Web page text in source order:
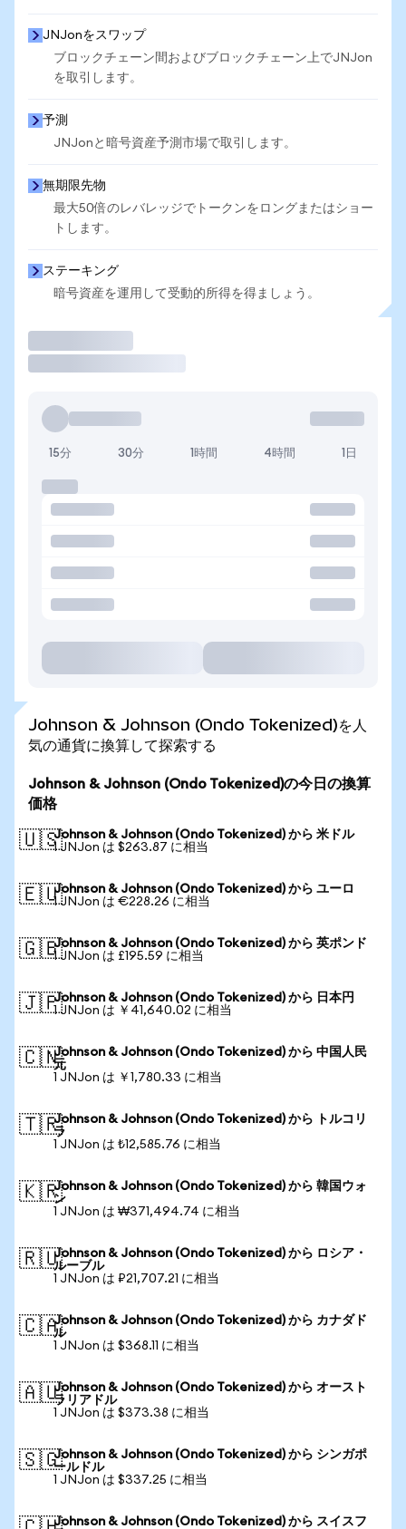
JNJonをスワップ
ブロックチェーン間およびブロックチェーン上でJNJon
を取引します。
予測
JNJonと暗号資産予測市場で取引します。
無期限先物
最大50倍のレバレッジでトークンをロングまたはショー
トします。
ステーキング
暗号資産を運用して受動的所得を得ましょう。
15分 30分 1時間 4時間 1日
Johnson & Johnson (Ondo Tokenized)を人
気の通貨に換算して探索する
Johnson & Johnson (Ondo Tokenized)の今日の換算
価格
🇺🇸Johnson & Johnson (Ondo Tokenized) から 米ドル
1 JNJon は $263.87 に相当
🇪🇺Johnson & Johnson (Ondo Tokenized) から ユーロ
1 JNJon は €228.26 に相当
🇬🇧Johnson & Johnson (Ondo Tokenized) から 英ポンド
1 JNJon は £195.59 に相当
🇯🇵Johnson & Johnson (Ondo Tokenized) から 日本円
1 JNJon は ￥41,640.02 に相当
🇨🇳Johnson & Johnson (Ondo Tokenized) から 中国人民
元
1 JNJon は ￥1,780.33 に相当
🇹🇷Johnson & Johnson (Ondo Tokenized) から トルコリ
ラ
1 JNJon は ₺12,585.76 に相当
🇰🇷Johnson & Johnson (Ondo Tokenized) から 韓国ウォ
ン
1 JNJon は ₩371,494.74 に相当
🇷🇺Johnson & Johnson (Ondo Tokenized) から ロシア・
ルーブル
1 JNJon は ₽21,707.21 に相当
🇨🇦Johnson & Johnson (Ondo Tokenized) から カナダド
ル
1 JNJon は $368.11 に相当
🇦🇺Johnson & Johnson (Ondo Tokenized) から オースト
ラリアドル
1 JNJon は $373.38 に相当
🇸🇬Johnson & Johnson (Ondo Tokenized) から シンガポ
ールドル
1 JNJon は $337.25 に相当
Johnson & Johnson (Ondo Tokenized) から スイスフ